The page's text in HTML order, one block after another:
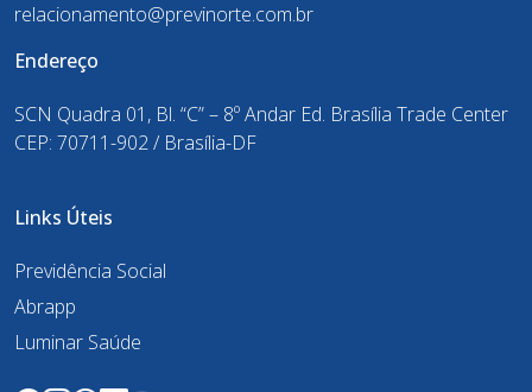
relacionamento@previnorte.com.br
Endereço
SCN Quadra 01, Bl. “C” – 8º Andar Ed. Brasília Trade Center
CEP: 70711-902 / Brasília-DF
Links Úteis
Previdência Social
Abrapp
Luminar Saúde